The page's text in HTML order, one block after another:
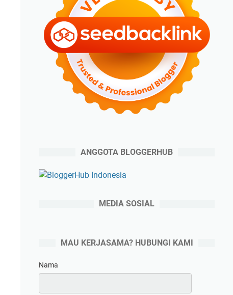
ANGGOTA BLOGGERHUB
MEDIA SOSIAL
MAU KERJASAMA? HUBUNGI KAMI
Nama